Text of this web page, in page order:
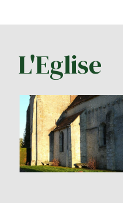
L'Eglise